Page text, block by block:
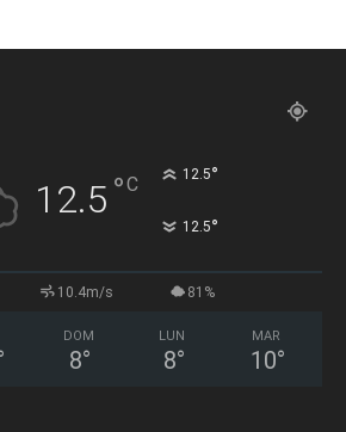
12.5 °C 12.5°
12.5°
10.4m/s 81%
DOM
8°
LUN
8°
MAR
10°